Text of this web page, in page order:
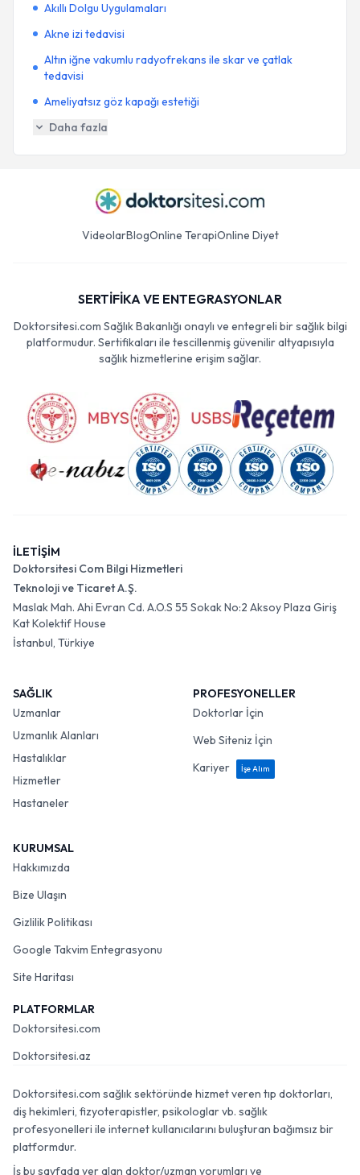
Akıllı Dolgu Uygulamaları
Akne izi tedavisi
Altın iğne vakumlu radyofrekans ile skar ve çatlak
tedavisi
Ameliyatsız göz kapağı estetiği
Daha fazla
VideolarBlogOnline TerapiOnline Diyet
SERTİFİKA VE ENTEGRASYONLAR
Doktorsitesi.com Sağlık Bakanlığı onaylı ve entegreli bir sağlık bilgi
platformudur. Sertifikaları ile tescillenmiş güvenilir altyapısıyla
sağlık hizmetlerine erişim sağlar.
İLETİŞİM
Doktorsitesi Com Bilgi Hizmetleri
Teknoloji ve Ticaret A.Ş.
Maslak Mah. Ahi Evran Cd. A.O.S 55 Sokak No:2 Aksoy Plaza Giriş
Kat Kolektif House
İstanbul, Türkiye
SAĞLIK
Uzmanlar
Uzmanlık Alanları
Hastalıklar
Hizmetler
Hastaneler
PROFESYONELLER
Doktorlar İçin
Web Siteniz İçin
Kariyer
İşe Alım
KURUMSAL
Hakkımızda
Bize Ulaşın
Gizlilik Politikası
Google Takvim Entegrasyonu
Site Haritası
PLATFORMLAR
Doktorsitesi.com
Doktorsitesi.az
Doktorsitesi.com sağlık sektöründe hizmet veren tıp doktorları,
diş hekimleri, fizyoterapistler, psikologlar vb. sağlık
profesyonelleri ile internet kullanıcılarını buluşturan bağımsız bir
platformdur.
İş bu sayfada yer alan doktor/uzman yorumları ve